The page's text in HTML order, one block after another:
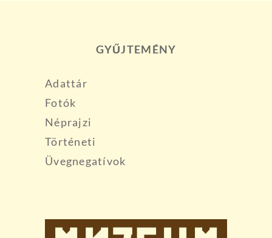
GYŰJTEMÉNY
Adattár
Fotók
Néprajzi
Történeti
Üvegnegatívok